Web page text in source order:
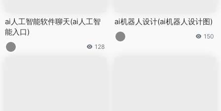
ai人工智能软件聊天(ai人工智
能入口)
128
ai机器人设计(ai机器人设计图)
150